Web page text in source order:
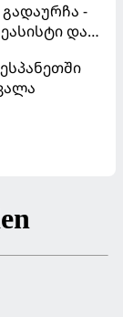
გადაურჩა -
და